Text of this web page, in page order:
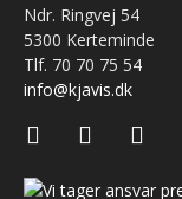
Ndr. Ringvej 54
5300 Kerteminde
Tlf. 70 70 75 54
info@kjavis.dk
facebookinstagramyoutube